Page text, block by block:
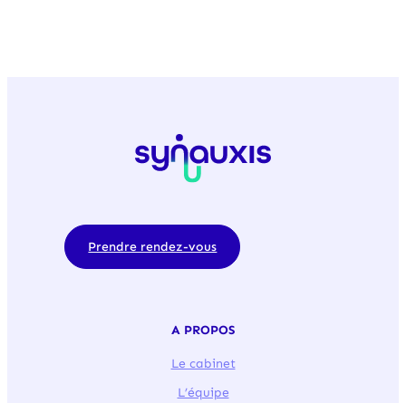
Prendre rendez-vous
A PROPOS
Le cabinet
L’équipe